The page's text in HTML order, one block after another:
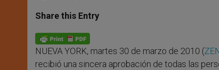
t
s
p
p
s
e
g
e
r
e
b
o
k
Share this Entry
NUEVA YORK, martes 30 de marzo de 2010 (
recibió una sincera aprobación de todas las